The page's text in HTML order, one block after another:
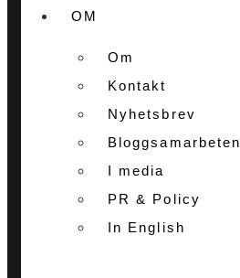
OM
Om
Kontakt
Nyhetsbrev
Bloggsamarbeten
I media
PR & Policy
In English